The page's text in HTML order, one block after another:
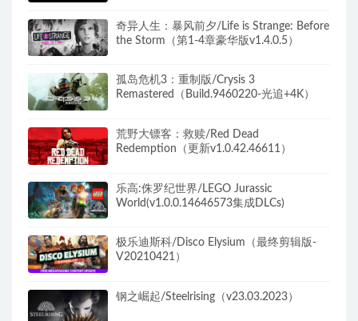
奇异人生：暴风前夕/Life is Strange: Before
the Storm（第1-4章豪华版v1.4.0.5）
孤岛危机3：重制版/Crysis 3
Remastered（Build.9460220-光追+4K）
荒野大镖客：救赎/Red Dead
Redemption（更新v1.0.42.46611）
乐高:侏罗纪世界/LEGO Jurassic
World(v1.0.0.14646573集成DLCs)
极乐迪斯科/Disco Elysium（最终剪辑版-
V20210421）
钢之崛起/Steelrising（v23.03.2023）